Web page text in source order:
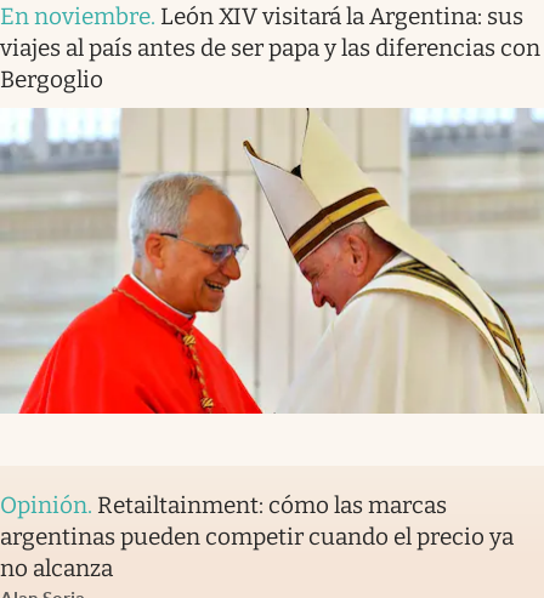
En noviembre. León XIV visitará la Argentina: sus
viajes al país antes de ser papa y las diferencias con
Bergoglio
Opinión. Retailtainment: cómo las marcas
argentinas pueden competir cuando el precio ya
no alcanza